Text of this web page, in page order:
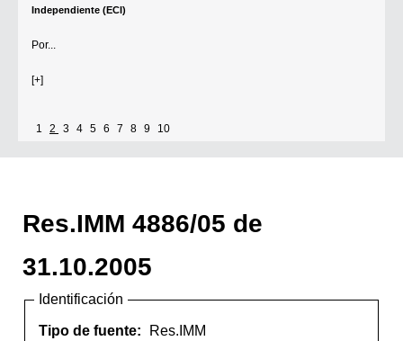
Independiente (ECI)
Por...
[+]
1 2 3 4 5 6 7 8 9 10
Res.IMM 4886/05 de
31.10.2005
Identificación
Tipo de fuente:
Res.IMM